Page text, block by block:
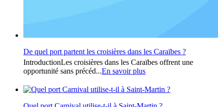
De quel port partent les croisières dans les Caraïbes ?
IntroductionLes croisières dans les Caraïbes offrent une
opportunité sans précéd...En savoir plus